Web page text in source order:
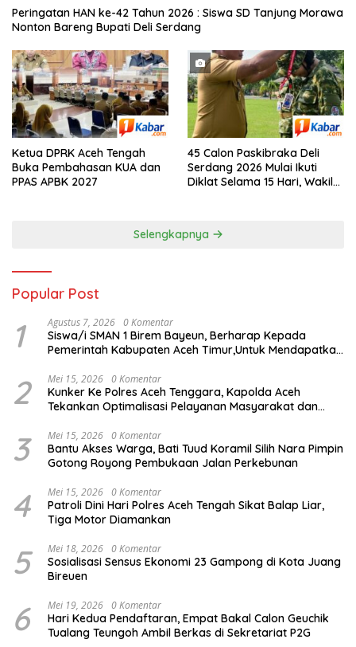
Peringatan HAN ke-42 Tahun 2026 : Siswa SD Tanjung Morawa
Nonton Bareng Bupati Deli Serdang
Ketua DPRK Aceh Tengah
Buka Pembahasan KUA dan
PPAS APBK 2027
45 Calon Paskibraka Deli
Serdang 2026 Mulai Ikuti
Diklat Selama 15 Hari, Wakil
Selengkapnya
Popular Post
1 Agustus 7, 2026 0 Komentar
Siswa/i SMAN 1 Birem Bayeun, Berharap Kepada
Pemerintah Kabupaten Aceh Timur,Untuk Mendapatkan
2 Mei 15, 2026 0 Komentar
Kunker Ke Polres Aceh Tenggara, Kapolda Aceh
Tekankan Optimalisasi Pelayanan Masyarakat dan
3 Mei 15, 2026 0 Komentar
Bantu Akses Warga, Bati Tuud Koramil Silih Nara Pimpin
Gotong Royong Pembukaan Jalan Perkebunan
4 Mei 15, 2026 0 Komentar
Patroli Dini Hari Polres Aceh Tengah Sikat Balap Liar,
Tiga Motor Diamankan
5 Mei 18, 2026 0 Komentar
Sosialisasi Sensus Ekonomi 23 Gampong di Kota Juang
Bireuen
6 Mei 19, 2026 0 Komentar
Hari Kedua Pendaftaran, Empat Bakal Calon Geuchik
Tualang Teungoh Ambil Berkas di Sekretariat P2G